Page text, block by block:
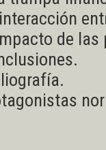
de